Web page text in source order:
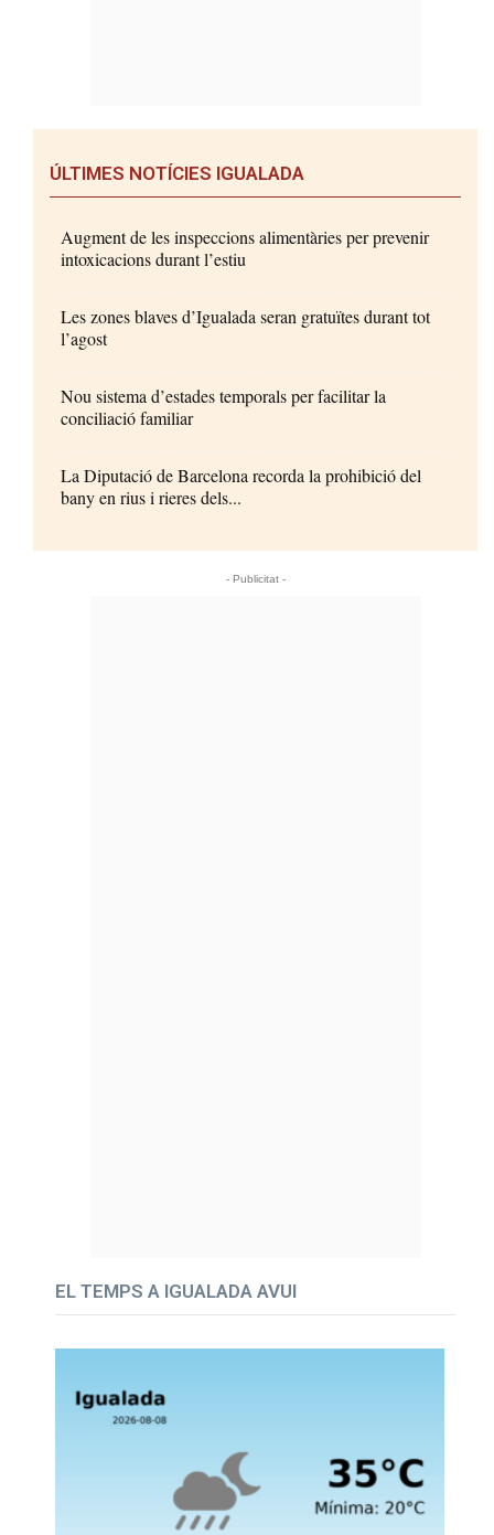
ÚLTIMES NOTÍCIES IGUALADA
Augment de les inspeccions alimentàries per prevenir
intoxicacions durant l’estiu
Les zones blaves d’Igualada seran gratuïtes durant tot
l’agost
Nou sistema d’estades temporals per facilitar la
conciliació familiar
La Diputació de Barcelona recorda la prohibició del
bany en rius i rieres dels...
- Publicitat -
EL TEMPS A IGUALADA AVUI